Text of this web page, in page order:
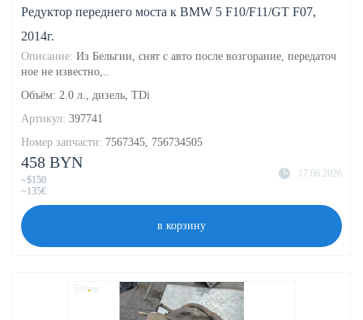
Редуктор переднего моста к BMW 5 F10/F11/GT F07,
2014г.
Описание: Из Бельгии, снят с авто после возгорание, передаточ
ное не известно,..
Объём: 2.0 л., дизель, TDi
Артикул: 397741
Номер запчасти: 7567345, 756734505
17.06.2026
458 BYN
~$150
~135€
в корзину